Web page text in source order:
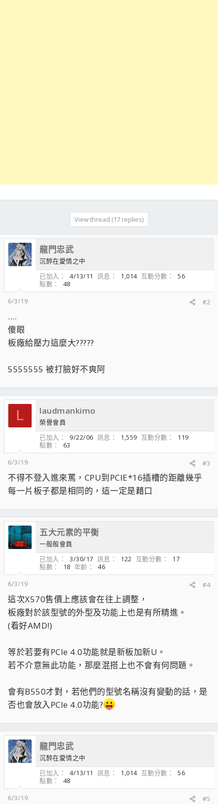
View thread (17 replies)
龍門忠武
沉醉在愛情之中
已加入
4/13/11 訊息 1,014 互動分數
56
點數
48
6/3/19
#2
....
傻眼
板廠給壓力這麼大?????
5555555 被打臉好不爽阿
L laudmankimo
榮譽會員
已加入
9/22/06 訊息 1,559 互動分數
119
點數
63
6/3/19
#3
不得不登入進來罵，CPU到PCIE*16插槽的距離幾乎
每一片板子都是相同的，這一定是藉口
五大元素的平衡
一般般會員
已加入
3/30/17 訊息 122 互動分數
17
點數
18 年齡
46
6/3/19
#4
這次X570售價上應該會在往上調整，
板廠對於該型號的外型及功能上也是有所精進。
(看好AMD!)
等於若要有PCIe 4.0功能就是新板加新U。
若不介意無此功能，那麼混搭上也不會有何問題。
會有B550才對，若他們的型號名稱沒有變動的話，是
否也會放入PCIe 4.0功能?
龍門忠武
沉醉在愛情之中
已加入
4/13/11 訊息 1,014 互動分數
56
點數
48
6/3/19
#5